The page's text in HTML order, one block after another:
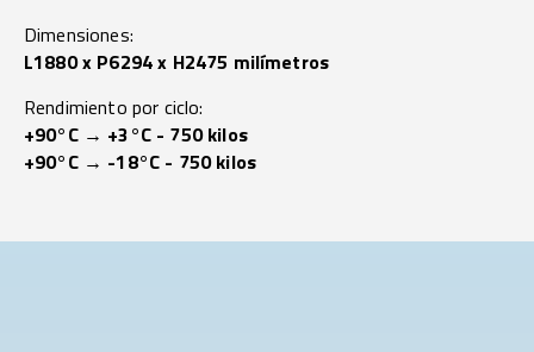
Dimensiones:
L1880 x P6294 x H2475 milímetros
Rendimiento por ciclo:
+90°C → +3°C - 750 kilos
+90°C → -18°C - 750 kilos